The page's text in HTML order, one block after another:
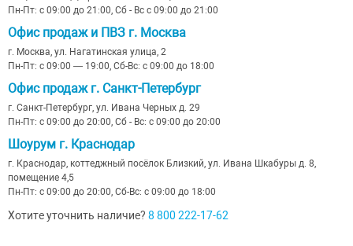
Пн-Пт: с 09:00 до 21:00, Сб - Вс с 09:00 до 21:00
Офис продаж и ПВЗ г. Москва
г. Москва, ул. Нагатинская улица, 2
Пн-Пт: с 09:00 — 19:00, Сб-Вс: с 09:00 до 18:00
Офис продаж г. Санкт-Петербург
г. Санкт-Петербург, ул. Ивана Черных д. 29
Пн-Пт: с 09:00 до 20:00, Сб - Вс: с 09:00 до 20:00
Шоурум г. Краснодар
г. Краснодар, коттеджный посёлок Близкий, ул. Ивана Шкабуры д. 8,
помещение 4,5
Пн-Пт: с 09:00 до 20:00, Сб-Вс: с 09:00 до 18:00
Хотите уточнить наличие? 8 800 222-17-62